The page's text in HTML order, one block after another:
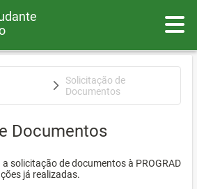
Solicitação de
Documentos
Documentos
solicitação de documentos à PROGRAD
já realizadas.